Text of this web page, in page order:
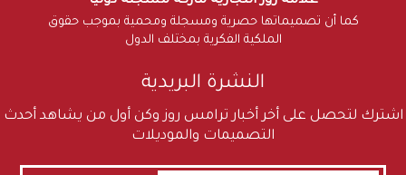
كما أن تصميماتها حصرية ومسجلة ومحمية بموجب حقوق
الملكية الفكرية بمختلف الدول
النشرة البريدية
اشترك لتحصل على أخر أخبار ترامس روز وكن أول من يشاهد أحدث
التصميمات والموديلات